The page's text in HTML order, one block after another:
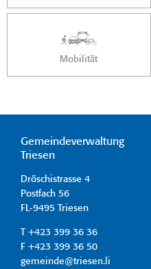
Mobilität
Gemeindeverwaltung
Triesen
Dröschistrasse 4
Postfach 56
FL-9495 Triesen
T +423 399 36 36
F +423 399 36 50
gemeinde@triesen.li